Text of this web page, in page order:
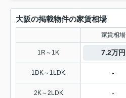
大阪の掲載物件の家賃相場
家賃相場
1R～1K 7.2万円
1DK～1LDK -
2K～2LDK -